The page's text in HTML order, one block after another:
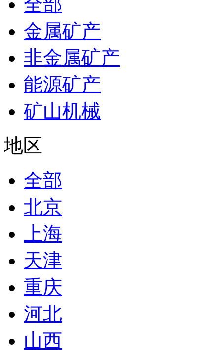
全部
金属矿产
非金属矿产
能源矿产
矿山机械
地区
全部
北京
上海
天津
重庆
河北
山西